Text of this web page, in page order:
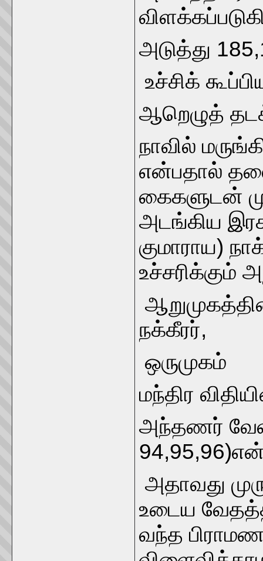
அடுத்து
உச்சிக்
ஆறெழுத்
நாவில்
என்பதால்
கைகளுடன்
அடங்கிய
குமாராய)
உச்சரிக்கும்
நக்கீரர்,
ஒருமுகம்
மந்திர
அந்தணர்
அதாவது
உடைய
வந்த